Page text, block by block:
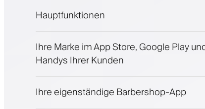
Hauptfunktionen
Zahlungen, Kaution
Kosmetikprodukte verkaufen
Ihre Marke im App Store, Google Play
Handys Ihrer Kunden
Ihre eigenständige Barbershop-App